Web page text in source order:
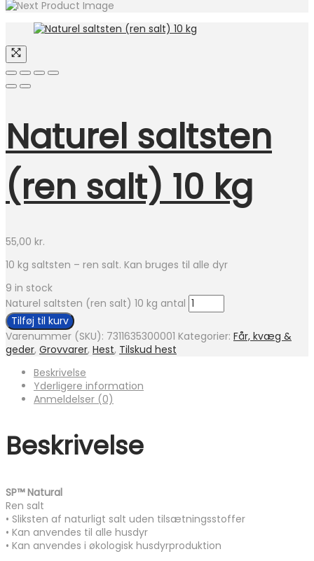
Naturel saltsten
(ren salt) 10 kg
55,00 kr.
10 kg saltsten – ren salt. Kan bruges til alle dyr
9 in stock
Naturel saltsten (ren salt) 10 kg antal
Tilføj til kurv
Varenummer (SKU): 7311635300001 Kategorier: Får, kvæg &
geder, Grovvarer, Hest, Tilskud hest
Beskrivelse
Yderligere information
Anmeldelser (0)
Beskrivelse
SP™ Natural
Ren salt
• Sliksten af naturligt salt uden tilsætningsstoffer
• Kan anvendes til alle husdyr
• Kan anvendes i økologisk husdyrproduktion